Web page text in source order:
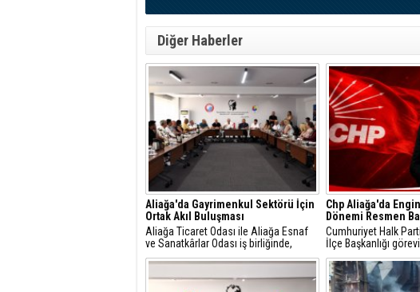
Diğer Haberler
Aliağa'da Gayrimenkul Sektörü İçin
Ortak Akıl Buluşması
Aliağa Ticaret Odası ile Aliağa Esnaf
ve Sanatkârlar Odası iş birliğinde,
ilçede faaliyet gösteren gayrimenkul
danışmanlarıyla sektörel istişare
toplantısı gerçekleştirildi.
Chp Aliağa'da
Dönemi Resmen
Cumhuriyet Halk
İlçe Başkanlığı
Gündüz, sosyal
yaptığı açıklamayla
mesajlar verdi.